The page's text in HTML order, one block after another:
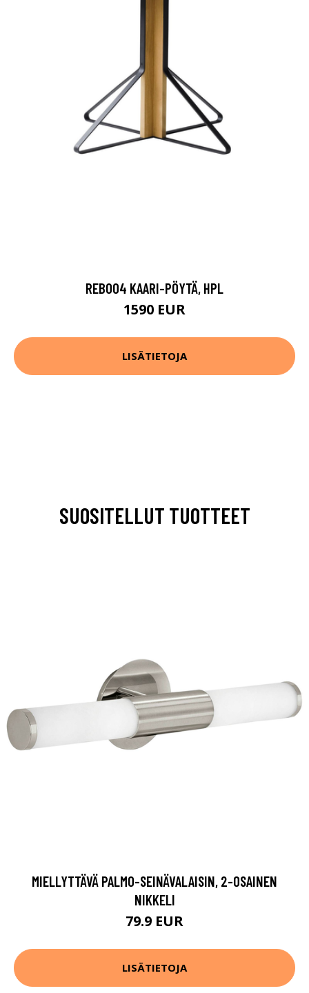
REB004 KAARI-PÖYTÄ, HPL
1590 EUR
LISÄTIETOJA
SUOSITELLUT TUOTTEET
MIELLYTTÄVÄ PALMO-SEINÄVALAISIN, 2-OSAINEN
NIKKELI
79.9 EUR
LISÄTIETOJA